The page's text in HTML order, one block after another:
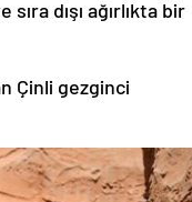
dışı ağırlıkta bir
Çinli gezginci